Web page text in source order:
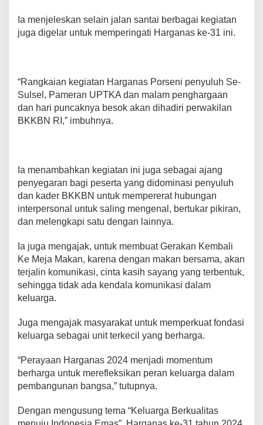
Ia menjeleskan selain jalan santai berbagai kegiatan
juga digelar untuk memperingati Harganas ke-31 ini.
“Rangkaian kegiatan Harganas Porseni penyuluh Se-
Sulsel, Pameran UPTKA dan malam penghargaan
dan hari puncaknya besok akan dihadiri perwakilan
BKKBN RI,” imbuhnya.
Ia menambahkan kegiatan ini juga sebagai ajang
penyegaran bagi peserta yang didominasi penyuluh
dan kader BKKBN untuk mempererat hubungan
interpersonal untuk saling mengenal, bertukar pikiran,
dan melengkapi satu dengan lainnya.
Ia juga mengajak, untuk membuat Gerakan Kembali
Ke Meja Makan, karena dengan makan bersama, akan
terjalin komunikasi, cinta kasih sayang yang terbentuk,
sehingga tidak ada kendala komunikasi dalam
keluarga.
Juga mengajak masyarakat untuk memperkuat fondasi
keluarga sebagai unit terkecil yang berharga.
“Perayaan Harganas 2024 menjadi momentum
berharga untuk merefleksikan peran keluarga dalam
pembangunan bangsa,” tutupnya.
Dengan mengusung tema “Keluarga Berkualitas